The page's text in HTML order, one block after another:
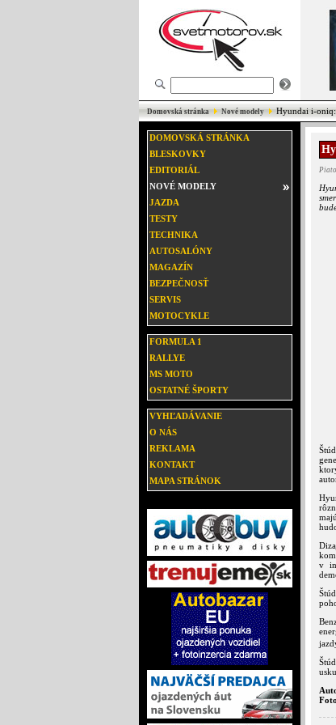
Domovská stránka Nové modely Hyundai i-oniq:
DOMOVSKÁ STRÁNKA
BLESKOVKY
EDITORIÁL
NOVÉ MODELY
JAZDA
TESTY
TECHNIKA
AUTOSALÓNY
MAGAZÍN
BEZPEČNOSŤ
SERVIS
MOTOCYKLE
FORMULA 1
RALLYE
MS MOTO
OSTATNÉ ŠPORTY
VYHĽADÁVANIE
O NÁS
REKLAMA
KONTAKT
MAPA STRÁNOK
v